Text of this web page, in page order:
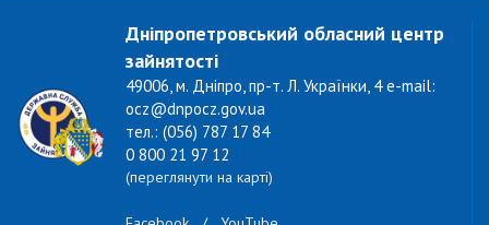
Дніпропетровський обласний центр
зайнятості
49006, м. Дніпро, пр-т. Л. Українки, 4 e-mail:
ocz@dnpocz.gov.ua
тел.: (056) 787 17 84
0 800 21 97 12
(переглянути на карті)